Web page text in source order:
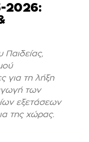
2026:
Παιδείας,
για τη λήξη
των
εξετάσεων
της χώρας.